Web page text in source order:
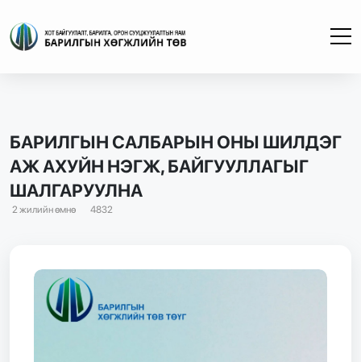
БАРИЛГЫН САЛБАРЫН ОНЫ ШИЛДЭГ
АЖ АХУЙН НЭГЖ, БАЙГУУЛЛАГЫГ
ШАЛГАРУУЛНА
2 жилийн өмнө 4832